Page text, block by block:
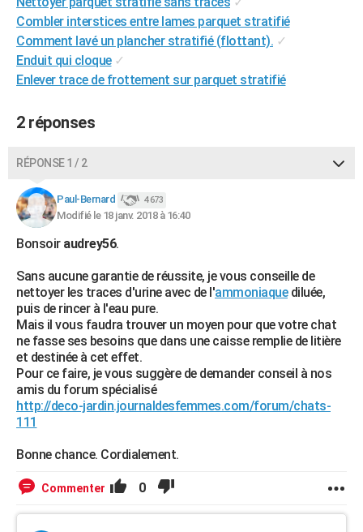
Destinations
City break
Voyage nature
Voyage de noces
Forum
Climat
+PHOTO
GUIDES D'ACHAT
BONS PLANS
CARTE DE VOEUX
COPAINS D'AVANT
S'inscrire
Se connecter
Lycées
Collèges
Primaires
Universités
Entreprises
Service militaire
Avis de recherche
AVIS DE DÉCÈS
FORUM
Bricolage
Lifestyle
Culture
Sport
Auto
Television
Voyage
Cinema
Combler interstices entre lames parquet stratifié
Comment lavé un plancher stratifié (flottant). ✓
Enduit qui cloque ✓
Enlever trace de frottement sur parquet stratifié
2 réponses
RÉPONSE 1 / 2
Paul-Bernard 4 673
Modifié le 18 janv. 2018 à 16:40
Bonsoir audrey56.
Sans aucune garantie de réussite, je vous conseille de
nettoyer les traces d'urine avec de l'ammoniaquediluée,
puis de rincer à l'eau pure.
Mais il vous faudra trouver un moyen pour que votre chat
ne fasse ses besoins que dans une caisse remplie de litière
et destinée à cet effet.
Pour ce faire, je vous suggère de demander conseil à nos
amis du forum spécialisé
http://deco-jardin.journaldesfemmes.com/forum/chats-
111
Bonne chance. Cordialement.
Commenter 0